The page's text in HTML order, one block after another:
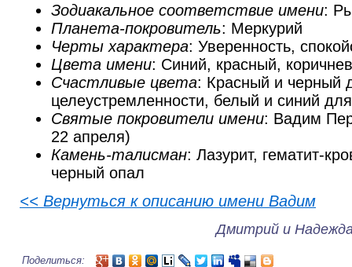
Зодиакальное соответствие имени:
Планета-покровитель: Меркурий
Черты характера: Уверенность,
Цвета имени: Синий, красный,
Счастливые цвета: Красный и черный
целеустремленности, белый и синий
Святые покровители имени: Вадим
22 апреля)
Камень-талисман: Лазурит, гематит-
черный опал
<< Вернуться к описанию имени Вадим
Дмитрий и
Поделиться: